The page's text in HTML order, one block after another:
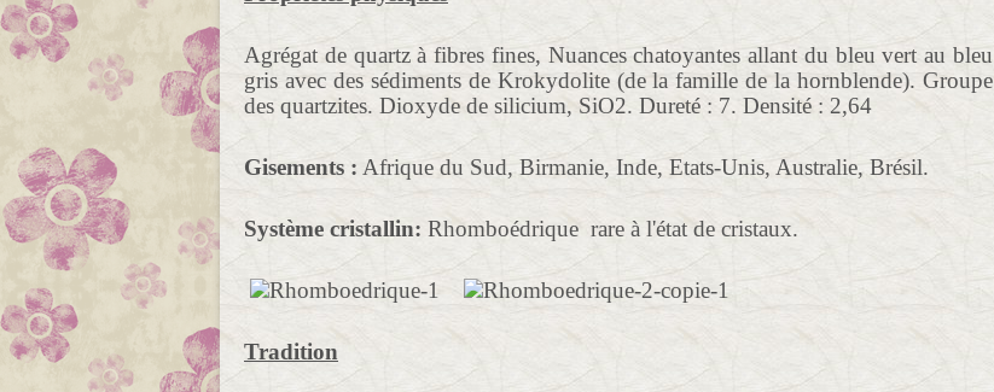
Agrégat de quartz à fibres fines, Nuances chatoyantes allant du bleu vert au bleu
gris avec des sédiments de Krokydolite (de la famille de la hornblende). Groupe
des quartzites. Dioxyde de silicium, SiO2. Dureté : 7. Densité : 2,64
Gisements : Afrique du Sud, Birmanie, Inde, Etats-Unis, Australie, Brésil.
Système cristallin: Rhomboédrique rare à l'état de cristaux.
Tradition